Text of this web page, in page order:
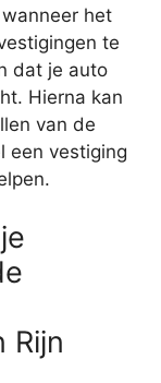
het
te
dat je auto
Hierna kan
van de
een vestiging
Rijn